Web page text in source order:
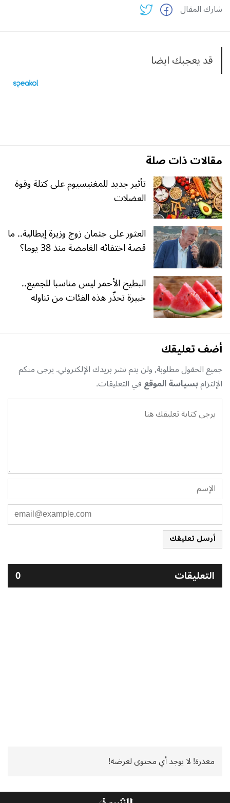
شارك المقال
قد يعجبك ايضا
مقالات ذات صلة
تأثير جديد للمغنيسيوم على كتلة وقوة
العضلات
العثور على جثمان زوج وزيرة إيطالية.. ما
قصة اختفائه الغامضة منذ 38 يوما؟
البطيخ الأحمر ليس مناسبا للجميع..
خبيرة تحذّر هذه الفئات من تناوله
أضف تعليقك
جميع الحقول مطلوبة, ولن يتم نشر بريدك الإلكتروني. يرجى منكم
الإلتزامبسياسة الموقعفي التعليقات.
أرسل تعليقك
التعليقات 0
معذرة! لا يوجد أي محتوى لعرضه!